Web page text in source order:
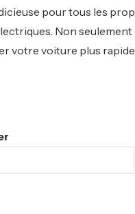
pour tous les
Non
votre voiture plus